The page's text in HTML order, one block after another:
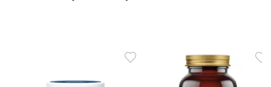
Dodaj do ulubionych